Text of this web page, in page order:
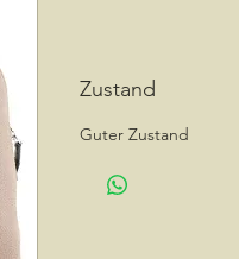
Zustand
Guter Zustand